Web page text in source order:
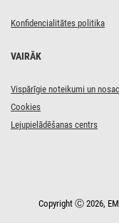
Konfidencialitātes politika
VAIRĀK
Vispārīgie noteikumi un
Cookies
Lejupielādēšanas centrs
Copyright Ⓒ 2026,